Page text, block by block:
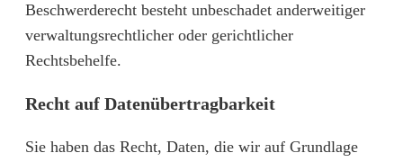
Beschwerderecht besteht unbeschadet anderweitiger
verwaltungsrechtlicher oder gerichtlicher
Rechtsbehelfe.
Recht auf Daten­übertrag­barkeit
Sie haben das Recht, Daten, die wir auf Grundlage